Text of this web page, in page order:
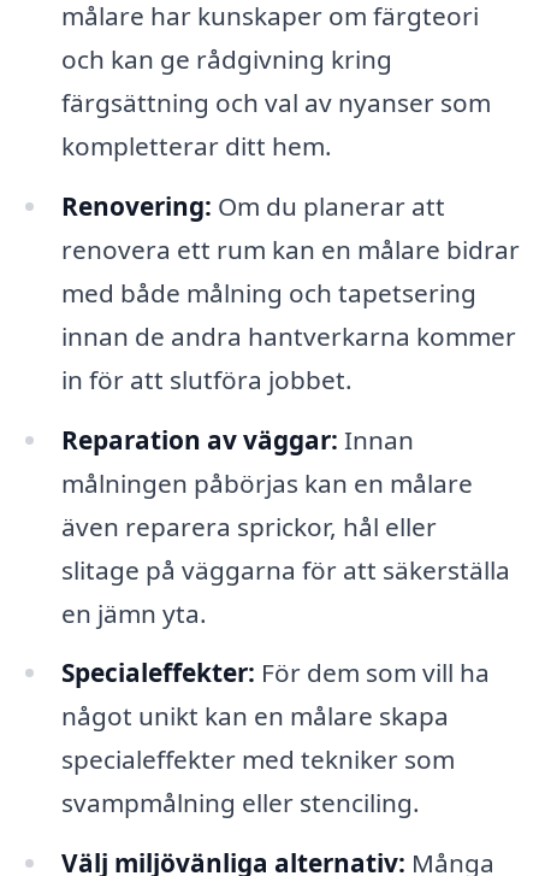
målare har kunskaper om färgteori
och kan ge rådgivning kring
färgsättning och val av nyanser som
kompletterar ditt hem.
Renovering: Om du planerar att
renovera ett rum kan en målare bidrar
med både målning och tapetsering
innan de andra hantverkarna kommer
in för att slutföra jobbet.
Reparation av väggar: Innan
målningen påbörjas kan en målare
även reparera sprickor, hål eller
slitage på väggarna för att säkerställa
en jämn yta.
Specialeffekter: För dem som vill ha
något unikt kan en målare skapa
specialeffekter med tekniker som
svampmålning eller stenciling.
Välj miljövänliga alternativ: Många